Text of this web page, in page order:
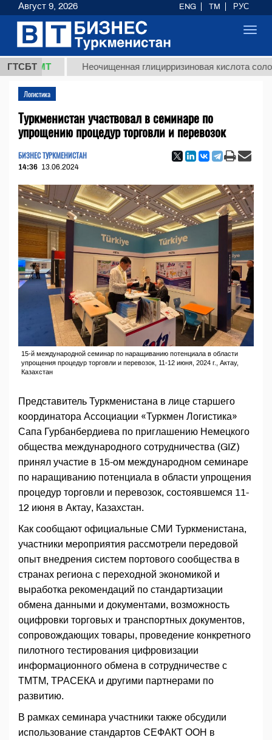
ГТСБТ
ТМТ Неочищенная глицирризиновая кислота
Логистика
Туркменистан участвовал в семинаре по
упрощению процедур торговли и перевозок
БИЗНЕС ТУРКМЕНИСТАН
14:36 13.06.2024
15-й международной семинар по наращиванию потенциала в области
упрощения процедур торговли и перевозок, 11-12 июня, 2024 г., Актау,
Казахстан
Представитель Туркменистана в лице старшего
координатора Ассоциации «Туркмен Логистика»
Сапа Гурбанбердиева по приглашению Немецкого
общества международного сотрудничества (GIZ)
принял участие в 15-ом международном семинаре
по наращиванию потенциала в области упрощения
процедур торговли и перевозок, состоявшемся 11-
12 июня в Актау, Казахстан.
Как сообщают официальные СМИ Туркменистана,
участники мероприятия рассмотрели передовой
опыт внедрения систем портового сообщества в
странах региона с переходной экономикой и
выработка рекомендаций по стандартизации
обмена данными и документами, возможность
оцифровки торговых и транспортных документов,
сопровождающих товары, проведение конкретного
пилотного тестирования цифровизации
информационного обмена в сотрудничестве с
ТМТМ, ТРАСЕКА и другими партнерами по
развитию.
В рамках семинара участники также обсудили
использование стандартов СЕФАКТ ООН в
Август 9, 2026 ENG TM РУС